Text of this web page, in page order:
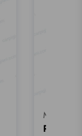
Machines
Ready